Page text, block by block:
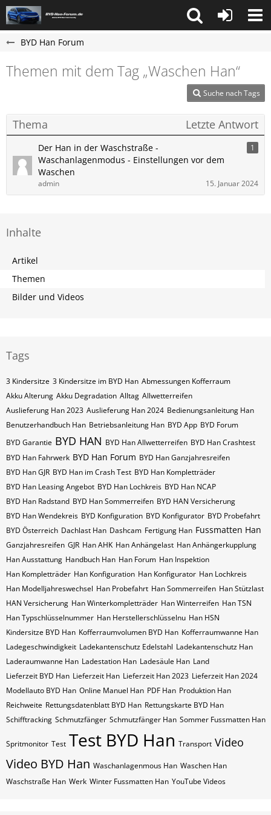
BYD Han Forum
Themen mit dem Tag „Waschen Han“
Suche nach Tags
Thema Letzte Antwort
Der Han in der Waschstraße -
Waschanlagenmodus - Einstellungen vor dem
Waschen
1
admin 15. Januar 2024
Inhalte
Artikel
Themen
Bilder und Videos
Tags
3 Kindersitze 3 Kindersitze im BYD Han Abmessungen Kofferraum
Akku Alterung Akku Degradation Alltag Allwetterreifen
Auslieferung Han 2023 Auslieferung Han 2024 Bedienungsanleitung Han
Benutzerhandbuch Han Betriebsanleitung Han BYD App BYD Forum
BYD Garantie BYD HAN BYD Han Allwetterreifen BYD Han Crashtest
BYD Han Fahrwerk BYD Han Forum BYD Han Ganzjahresreifen
BYD Han GJR BYD Han im Crash Test BYD Han Kompletträder
BYD Han Leasing Angebot BYD Han Lochkreis BYD Han NCAP
BYD Han Radstand BYD Han Sommerreifen BYD HAN Versicherung
BYD Han Wendekreis BYD Konfiguration BYD Konfigurator BYD Probefahrt
BYD Österreich Dachlast Han Dashcam Fertigung Han Fussmatten Han
Ganzjahresreifen GJR Han AHK Han Anhängelast Han Anhängerkupplung
Han Ausstattung Handbuch Han Han Forum Han Inspektion
Han Kompletträder Han Konfiguration Han Konfigurator Han Lochkreis
Han Modelljahreswechsel Han Probefahrt Han Sommerreifen Han Stützlast
HAN Versicherung Han Winterkompletträder Han Winterreifen Han​​​​ TSN
Han​​​​ Typschlüsselnummer Han​​​​​ Herstellerschlüsselnu Han​​​​​ HSN
Kindersitze BYD Han Kofferraumvolumen BYD Han Kofferraumwanne Han
Ladegeschwindigkeit Ladekantenschutz Edelstahl Ladekantenschutz Han
Laderaumwanne Han Ladestation Han Ladesäule Han Land
Lieferzeit BYD Han Lieferzeit Han Lieferzeit Han 2023 Lieferzeit Han 2024
Modellauto BYD Han Online Manuel Han PDF Han Produktion Han
Reichweite Rettungsdatenblatt BYD Han Rettungskarte BYD Han
Schifftracking Schmutzfänger Schmutzfänger Han Sommer Fussmatten Han
Spritmonitor Test Test BYD Han Transport Video
Video BYD Han Waschanlagenmous Han Waschen Han
Waschstraße Han Werk Winter Fussmatten Han YouTube Videos